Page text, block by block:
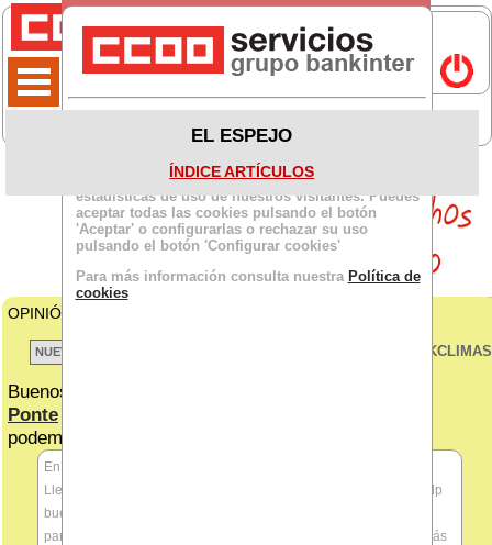
Política de cookies
Este sitio usa cookies propias y de terceros para
facilitar la navegación y obtener información de
estadísticas de uso de nuestros visitantes. Puedes
aceptar todas las cookies pulsando el botón
'Aceptar' o configurarlas o rechazar su uso
pulsando el botón 'Configurar cookies'
Para más información consulta nuestra Política de
cookies
OPINIÓN DE
VER TODOS LOS BKCLIMAS
Buenos días, anónim
Ponte
podemos solucionar este asunto.
En respuesta a anónim@
Llevo sufriendo 2 años de acoso por parte de un cliente desde gdp
buenas palabras pero nada mas, el protocolo que existe no sirve
para nada, solo decir que cumple con la ley, papel mojado. Además
EL ESPEJO
ÍNDICE ARTÍCULOS